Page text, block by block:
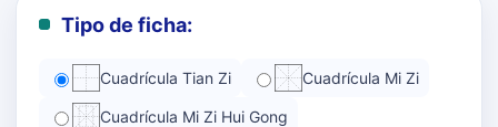
Tipo de ficha:
Cuadrícula Tian Zi Cuadrícula Mi Zi
Cuadrícula Mi Zi Hui Gong